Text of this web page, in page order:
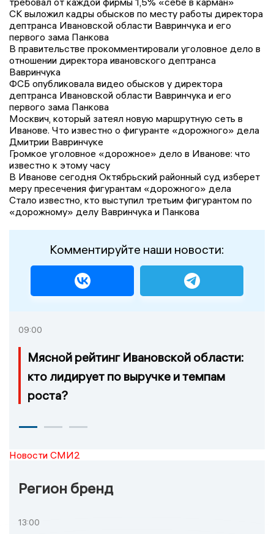
СК выложил кадры обысков по месту работы директора
дептранса Ивановской области Вавринчука и его
первого зама Панкова
В правительстве прокомментировали уголовное дело в
отношении директора ивановского дептранса
Вавринчука
ФСБ опубликовала видео обысков у директора
дептранса Ивановской области Вавринчука и его
первого зама Панкова
Москвич, который затеял новую маршрутную сеть в
Иванове. Что известно о фигуранте «дорожного» дела
Дмитрии Вавринчуке
Громкое уголовное «дорожное» дело в Иванове: что
известно к этому часу
В Иванове сегодня Октябрьский районный суд изберет
меру пресечения фигурантам «дорожного» дела
Стало известно, кто выступил третьим фигурантом по
«дорожному» делу Вавринчука и Панкова
Комментируйте наши новости:
09:00
Мясной рейтинг Ивановской области:
кто лидирует по выручке и темпам
роста?
Новости СМИ2
Регион бренд
13:00